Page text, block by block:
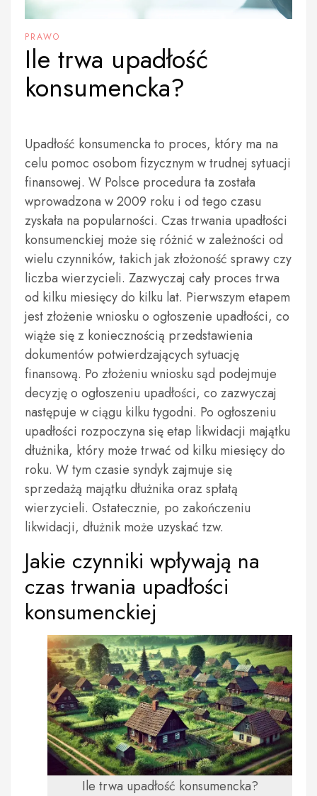
PRAWO
Ile trwa upadłość
konsumencka?
Upadłość konsumencka to proces, który ma na
celu pomoc osobom fizycznym w trudnej sytuacji
finansowej. W Polsce procedura ta została
wprowadzona w 2009 roku i od tego czasu
zyskała na popularności. Czas trwania upadłości
konsumenckiej może się różnić w zależności od
wielu czynników, takich jak złożoność sprawy czy
liczba wierzycieli. Zazwyczaj cały proces trwa
od kilku miesięcy do kilku lat. Pierwszym etapem
jest złożenie wniosku o ogłoszenie upadłości, co
wiąże się z koniecznością przedstawienia
dokumentów potwierdzających sytuację
finansową. Po złożeniu wniosku sąd podejmuje
decyzję o ogłoszeniu upadłości, co zazwyczaj
następuje w ciągu kilku tygodni. Po ogłoszeniu
upadłości rozpoczyna się etap likwidacji majątku
dłużnika, który może trwać od kilku miesięcy do
roku. W tym czasie syndyk zajmuje się
sprzedażą majątku dłużnika oraz spłatą
wierzycieli. Ostatecznie, po zakończeniu
likwidacji, dłużnik może uzyskać tzw.
Jakie czynniki wpływają na
czas trwania upadłości
konsumenckiej
Ile trwa upadłość konsumencka?